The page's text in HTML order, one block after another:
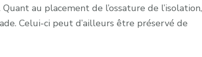
au placement de l’ossature de l’isolation,
Celui-ci peut d’ailleurs être préservé de